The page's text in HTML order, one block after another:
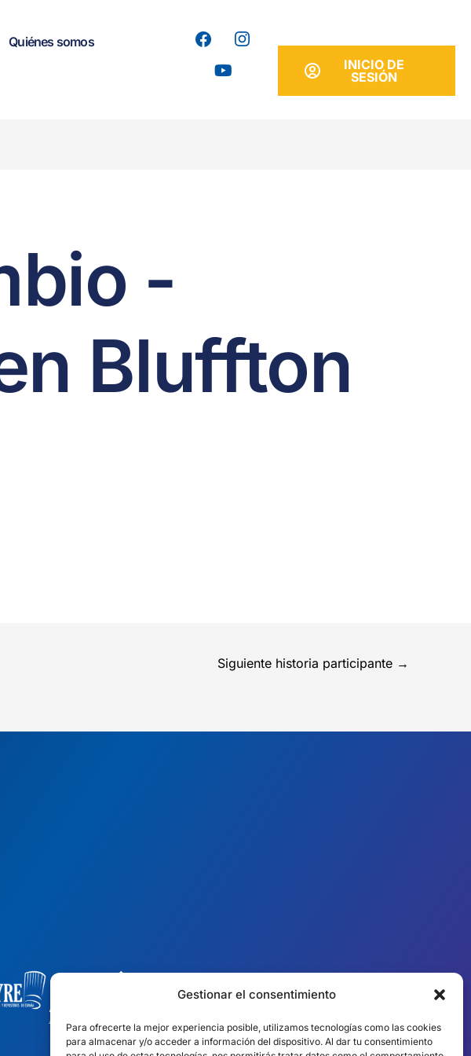
Gestionar el consentimiento
Para ofrecerte la mejor experiencia posible, utilizamos tecnologías como las cookies
para almacenar y/o acceder a información del dispositivo. Al dar tu consentimiento
Quiénes somos
INICIO DE
SESIÓN
-
Bluffton
Siguiente historia participante →
Equipos locales en
10 países